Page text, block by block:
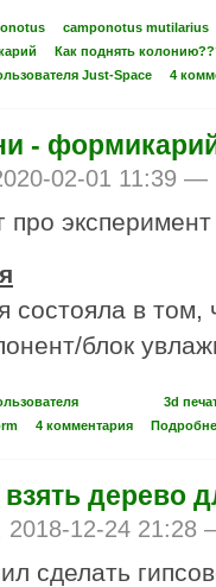
camponotus mutilarius
Как поднять
Just-Space
4
-
02-01 11:39 —
про
состояла в том,
блок
3d
4 комментария
взять дерево
2018-12-24
сделать